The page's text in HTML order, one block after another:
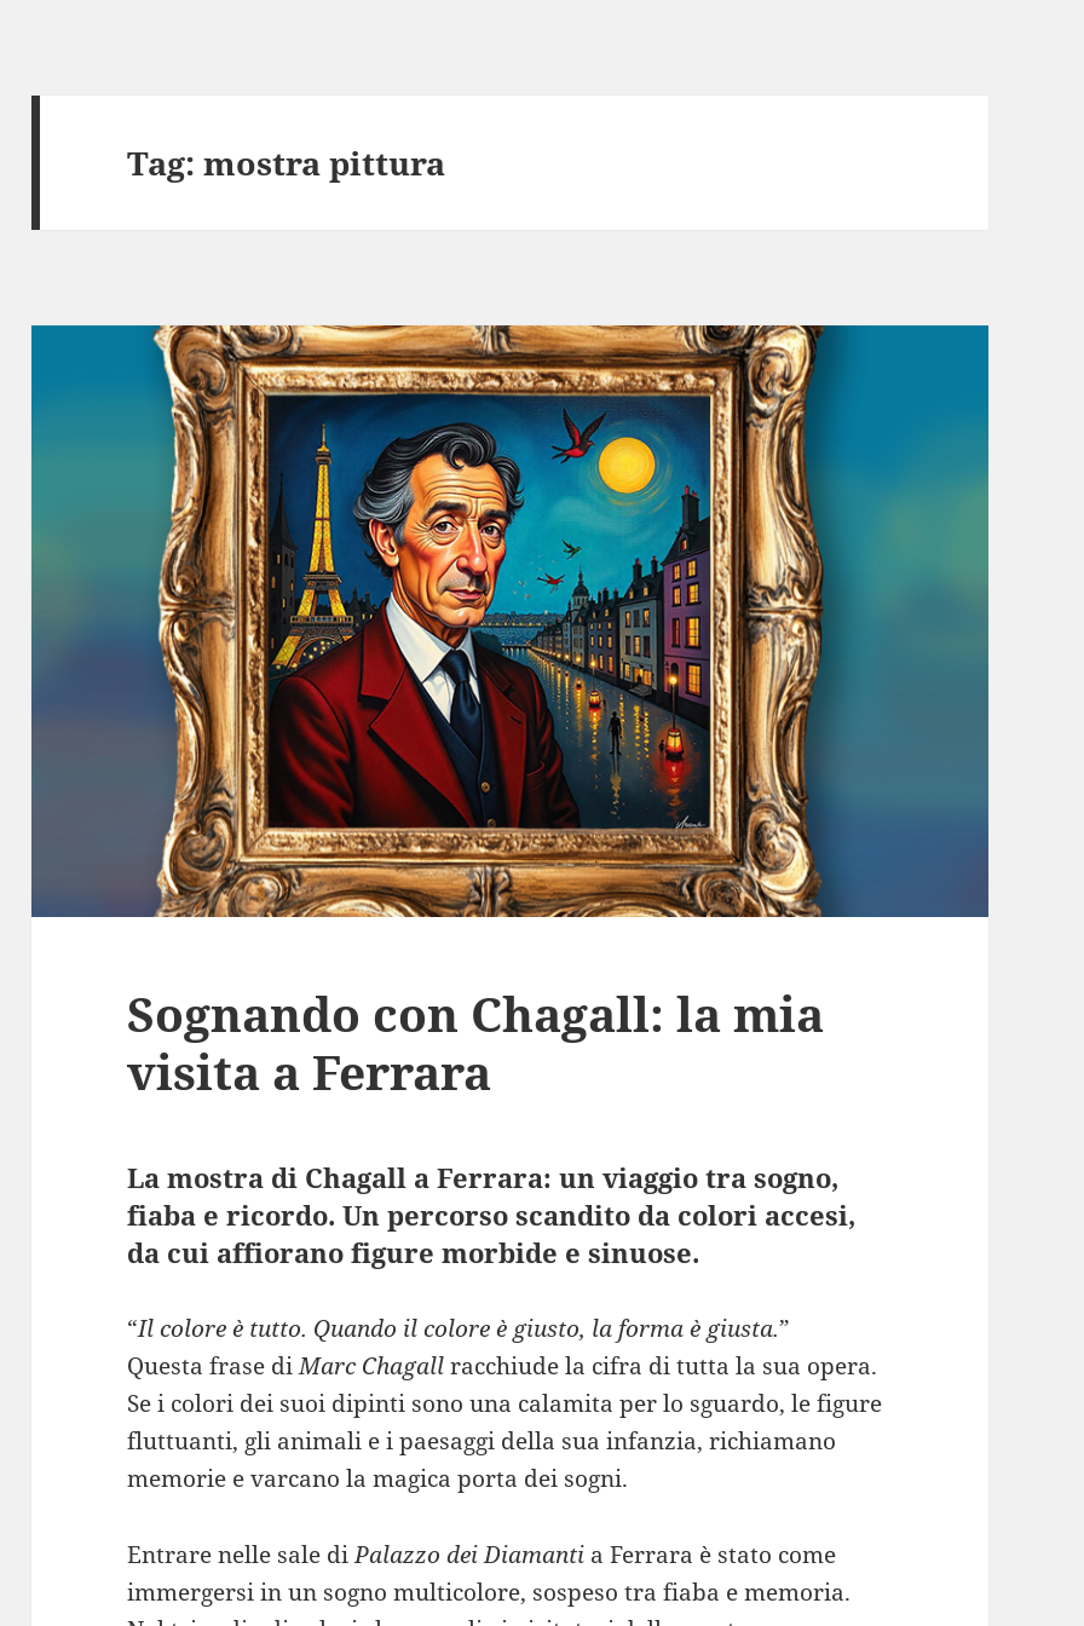
Tag:mostra pittura
Sognando con Chagall: la mia
visita a Ferrara
La mostra di Chagall a Ferrara: un viaggio tra sogno,
fiaba e ricordo. Un percorso scandito da colori accesi,
da cui affiorano figure morbide e sinuose.
“Il colore è tutto. Quando il colore è giusto, la forma è giusta.”
Questa frase diMarc Chagallracchiude la cifra di tutta la sua opera.
Se i colori dei suoi dipinti sono una calamita per lo sguardo, le figure
fluttuanti, gli animali e i paesaggi della sua infanzia, richiamano
memorie e varcano la magica porta dei sogni.
Entrare nelle sale diPalazzo dei Diamanti a Ferrara è stato come
immergersi in un sogno multicolore, sospeso tra fiaba e memoria.